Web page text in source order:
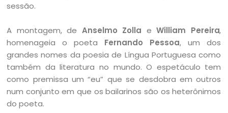
sessão.
A montagem, de Anselmo Zolla eWilliam Pereira,
homenageia o poeta Fernando Pessoa, um dos
grandes nomes da poesia de Língua Portuguesa como
também da literatura no mundo. O espetáculo tem
como premissa um “eu” que se desdobra em outros
num conjunto em que os bailarinos são os heterônimos
do poeta.